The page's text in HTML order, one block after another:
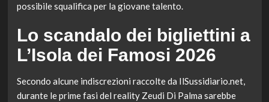
possibile squalifica per la giovane talento.
Lo scandalo dei bigliettini a
L’Isola dei Famosi 2026
Secondo alcune indiscrezioni raccolte da IlSussidiario.net,
durante le prime fasi del reality Zeudi Di Palma sarebbe